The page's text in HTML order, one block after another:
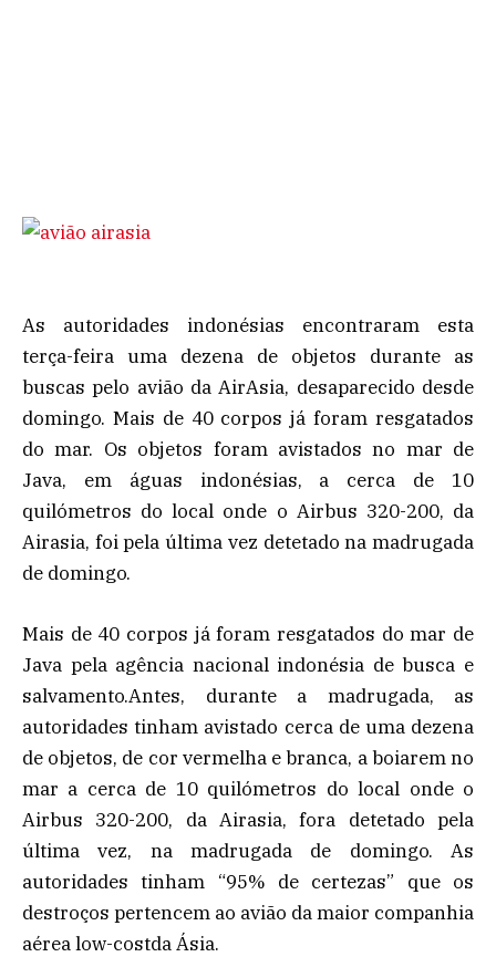
As autoridades indonésias encontraram esta
terça-feira uma dezena de objetos durante as
buscas pelo avião da AirAsia, desaparecido desde
domingo. Mais de 40 corpos já foram resgatados
do mar. Os objetos foram avistados no mar de
Java, em águas indonésias, a cerca de 10
quilómetros do local onde o Airbus 320-200, da
Airasia, foi pela última vez detetado na madrugada
de domingo.
Mais de 40 corpos já foram resgatados do mar de
Java pela agência nacional indonésia de busca e
salvamento.Antes, durante a madrugada, as
autoridades tinham avistado cerca de uma dezena
de objetos, de cor vermelha e branca, a boiarem no
mar a cerca de 10 quilómetros do local onde o
Airbus 320-200, da Airasia, fora detetado pela
última vez, na madrugada de domingo. As
autoridades tinham “95% de certezas” que os
destroços pertencem ao avião da maior companhia
aérea low-costda Ásia.